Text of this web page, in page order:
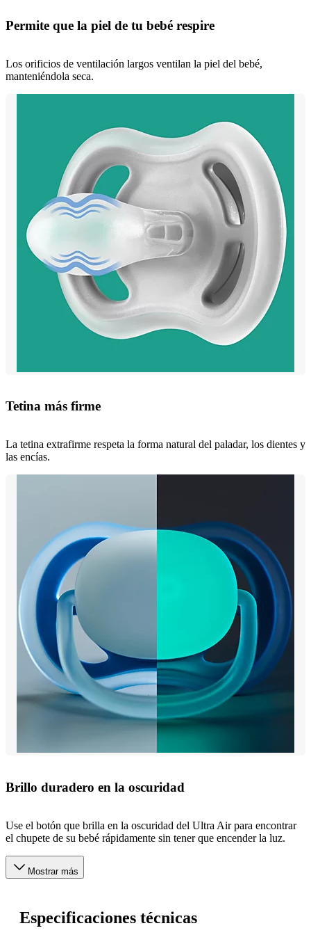
Permite que la piel de tu bebé respire
Los orificios de ventilación largos ventilan la piel del bebé,
manteniéndola seca.
Tetina más firme
La tetina extrafirme respeta la forma natural del paladar, los dientes y
las encías.
Brillo duradero en la oscuridad
Use el botón que brilla en la oscuridad del Ultra Air para encontrar
el chupete de su bebé rápidamente sin tener que encender la luz.
Mostrar más
Especificaciones técnicas